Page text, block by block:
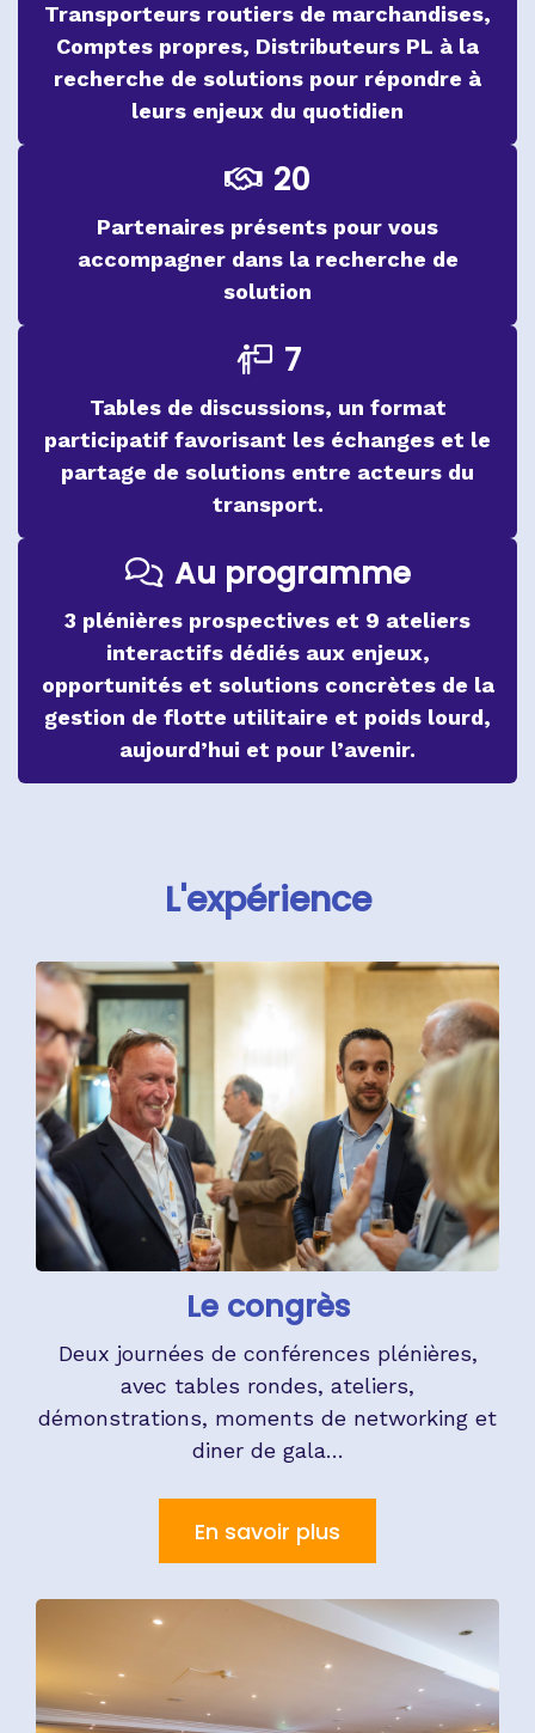
Transporteurs routiers de marchandises,
Comptes propres, Distributeurs PL à la
recherche de solutions pour répondre à
leurs enjeux du quotidien
20
Partenaires présents pour vous
accompagner dans la recherche de
solution
7
Tables de discussions, un format
participatif favorisant les échanges et le
partage de solutions entre acteurs du
transport.
Au programme
3 plénières prospectives et 9 ateliers
interactifs dédiés aux enjeux,
opportunités et solutions concrètes de la
gestion de flotte utilitaire et poids lourd,
aujourd’hui et pour l’avenir.
L'expérience
Le congrès
Deux journées de conférences plénières,
avec tables rondes, ateliers,
démonstrations, moments de networking et
diner de gala…
En savoir plus